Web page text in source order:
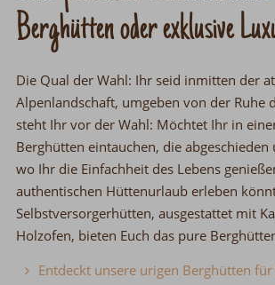
Berghütten oder exklusive
Die Qual der Wahl: Ihr seid inmitten der
Alpenlandschaft, umgeben von der Ruhe
steht Ihr vor der Wahl: Möchtet Ihr in
Berghütten eintauchen, die abgeschieden
wo Ihr die Einfachheit des Lebens
authentischen Hüttenurlaub erleben
Selbstversorgerhütten, ausgestattet mit
Holzofen, bieten Euch das pure
Entdeckt unsere urigen Berghütten